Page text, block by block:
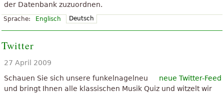
der Datenbank zuzuordnen.
Sprache: Englisch Deutsch
Twitter
27 April 2009
Schauen Sie sich unsere funkelnagelneu
neue Twitter-Feed
und bringt Ihnen alle klassischen Musik Quiz und witzelt wir